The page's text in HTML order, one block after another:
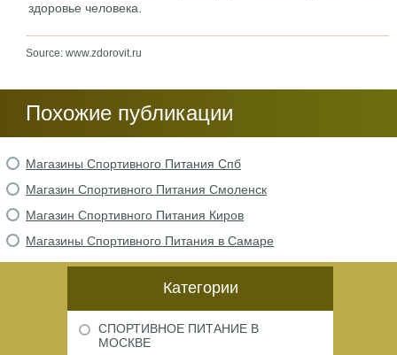
здоровье человека.
Source: www.zdorovit.ru
Похожие публикации
Магазины Спортивного Питания Спб
Магазин Спортивного Питания Смоленск
Магазин Спортивного Питания Киров
Магазины Спортивного Питания в Самаре
Категории
СПОРТИВНОЕ ПИТАНИЕ В
МОСКВЕ